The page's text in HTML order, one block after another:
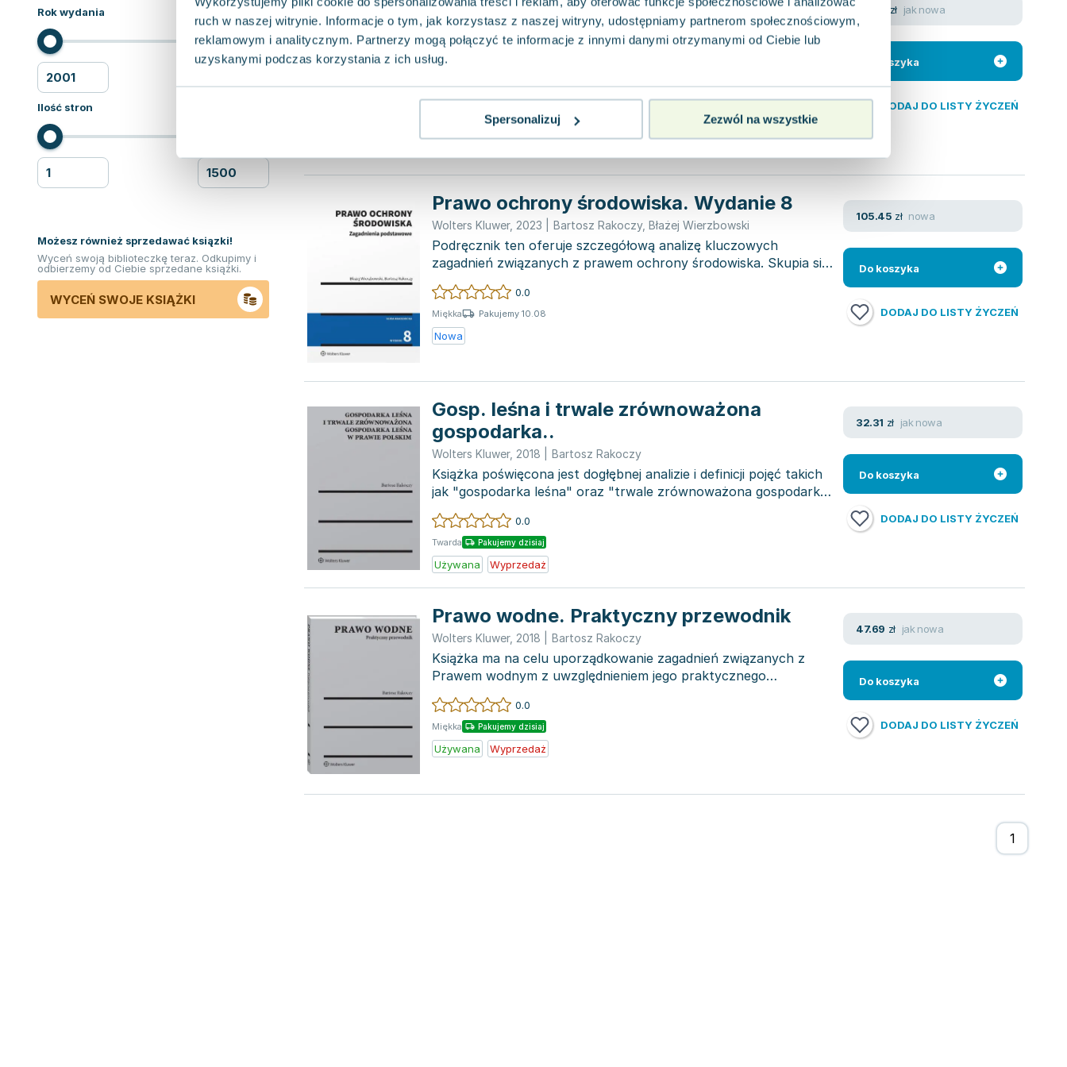
ruch w naszej witrynie. Informacje o tym, jak korzystasz z naszej witryny, udostępniamy partnerom społecznościowym,
reklamowym i analitycznym. Partnerzy mogą połączyć te informacje z innymi danymi otrzymanymi od Ciebie lub
uzyskanymi podczas korzystania z ich usług.
Spersonalizuj Zezwól na wszystkie
Rok wydania
Ilość stron
Możesz również sprzedawać ksiązki!
Wyceń swoją biblioteczkę teraz. Odkupimy i
odbierzemy od Ciebie sprzedane książki.
WYCEŃ SWOJE KSIĄŻKI
Wolters Kluwer ,2019| Bartosz Rakoczy,praca zbiorowa
Każdy podmiot prawny, niezależnie od tego, czy generuje odpady,
czy nie, z całą pewnością jest poddany ich wpływowi. Kwestie
0.0
Wyprzedaż
zł jak nowa
Do koszyka
DODAJ DO LISTY ŻYCZEŃ
Prawo ochrony środowiska. Wydanie 8
Wolters Kluwer, 2023 Bartosz Rakoczy, Błażej Wierzbowski
Podręcznik ten oferuje szczegółową analizę kluczowych
zagadnień związanych z prawem ochrony środowiska. Skupia się
na takich aspek...
0.0
Miękka Pakujemy 10.08
Nowa
105.45 zł nowa
Do koszyka
DODAJ DO LISTY ŻYCZEŃ
Gosp. leśna i trwale zrównoważona
gospodarka..
Wolters Kluwer, 2018 Bartosz Rakoczy
Książka poświęcona jest dogłębnej analizie i definicji pojęć takich
jak "gospodarka leśna" oraz "trwale zrównoważona gospodarka
le...
0.0
Twarda Pakujemy dzisiaj
Używana Wyprzedaż
32.31 zł jak nowa
Do koszyka
DODAJ DO LISTY ŻYCZEŃ
Prawo wodne. Praktyczny przewodnik
Wolters Kluwer, 2018 Bartosz Rakoczy
Książka ma na celu uporządkowanie zagadnień związanych z
Prawem wodnym z uwzględnieniem jego praktycznego
zastosowania. Autor skru...
0.0
Miękka Pakujemy dzisiaj
Używana Wyprzedaż
47.69 zł jak nowa
Do koszyka
DODAJ DO LISTY ŻYCZEŃ